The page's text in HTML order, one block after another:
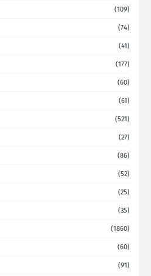
(109)
(74)
(41)
(177)
(60)
(61)
(521)
(27)
(86)
(52)
(25)
(35)
(1860)
(60)
(91)